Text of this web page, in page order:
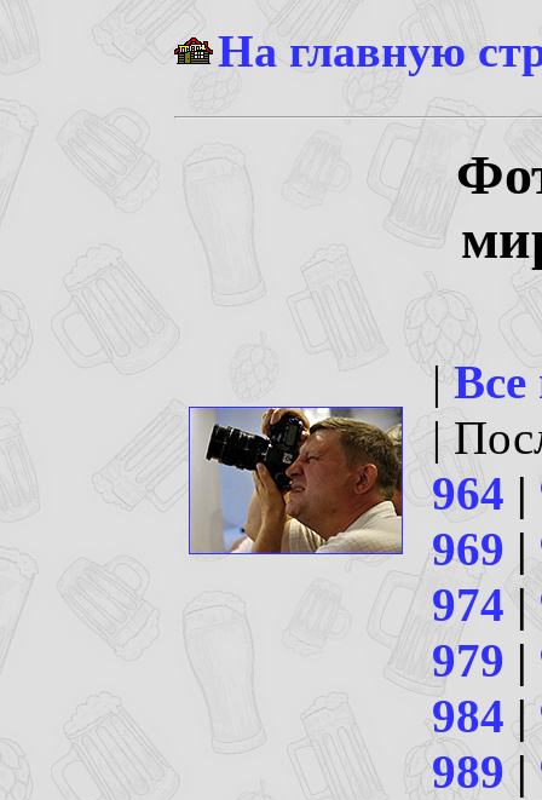
На главную
|
|
964 |
969 |
974|
979 |
984 |
989|